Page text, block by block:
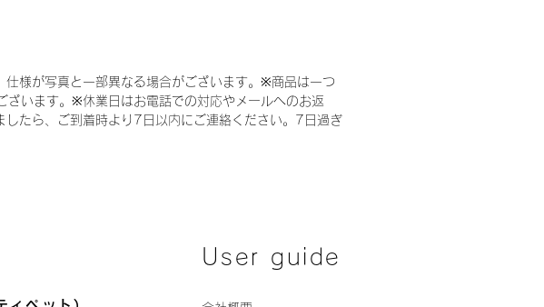
ポール部分は30cmと40cmの高さ
のもの２本を繋いでおり
分解時はかさばることなくコンパク
（付属品は、ジョイント金具・六角
仕様が写真と一部異なる場合がございます。※商品は一つ
います。※休業日はお電話での対応やメールへのお返
たら、ご到着時より7日以内にご連絡ください。7日過ぎ
User guide